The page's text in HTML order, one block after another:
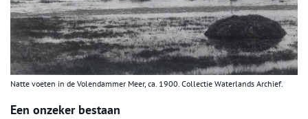
Natte voeten in de Volendammer Meer, ca. 1900. Collectie Waterlands Archief.
Een onzeker bestaan